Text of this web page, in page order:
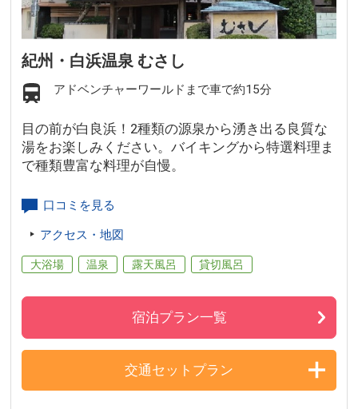
紀州・白浜温泉 むさし
アドベンチャーワールドまで車で約15分
目の前が白良浜！2種類の源泉から湧き出る良質な
湯をお楽しみください。バイキングから特選料理ま
で種類豊富な料理が自慢。
口コミを見る
アクセス・地図
大浴場 温泉 露天風呂 貸切風呂
宿泊プラン一覧
交通セットプラン